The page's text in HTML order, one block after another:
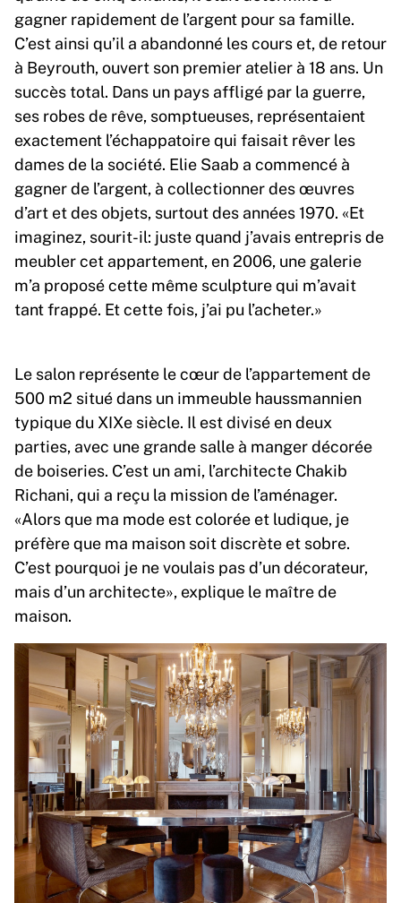
gagner rapidement de l’argent pour sa famille.
C’est ainsi qu’il a abandonné les cours et, de retour
à Beyrouth, ouvert son premier atelier à 18 ans. Un
succès total. Dans un pays affligé par la guerre,
ses robes de rêve, somptueuses, représentaient
exactement l’échappatoire qui faisait rêver les
dames de la société. Elie Saab a commencé à
gagner de l’argent, à collectionner des œuvres
d’art et des objets, surtout des années 1970. «Et
imaginez, sourit-il: juste quand j’avais entrepris de
meubler cet appartement, en 2006, une galerie
m’a proposé cette même sculpture qui m’avait
tant frappé. Et cette fois, j’ai pu l’acheter.»
Le salon représente le cœur de l’appartement de
500 m2 situé dans un immeuble haussmannien
typique du XIXe siècle. Il est divisé en deux
parties, avec une grande salle à manger décorée
de boiseries. C’est un ami, l’architecte Chakib
Richani, qui a reçu la mission de l’aménager.
«Alors que ma mode est colorée et ludique, je
préfère que ma maison soit discrète et sobre.
C’est pourquoi je ne voulais pas d’un décorateur,
mais d’un architecte», explique le maître de
maison.